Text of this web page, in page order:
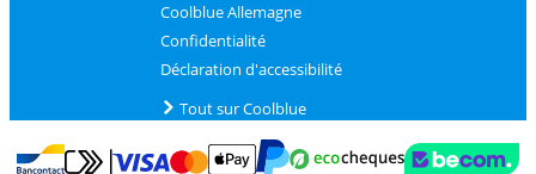
Coolblue Allemagne
Confidentialité
Déclaration d'accessibilité
Tout sur Coolblue